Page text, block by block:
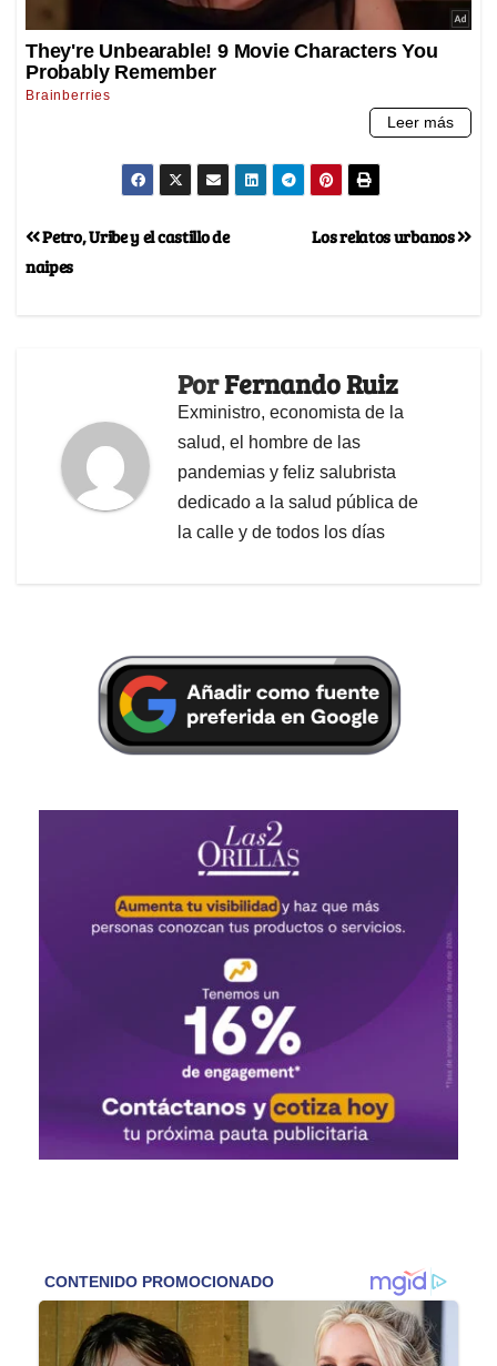
Los relatos urbanos
Petro, Uribe y el castillo de
naipes
PorFernando Ruiz
Exministro, economista de la
salud, el hombre de las
pandemias y feliz salubrista
dedicado a la salud pública de
la calle y de todos los días